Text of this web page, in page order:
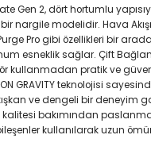
Gen 2, dört hortumlu
nargile modelidir. Hava
Pro gibi özellikleri bir
esneklik sağlar. Çift
kullanmadan pratik ve
GRAVITY teknolojisi
ve dengeli bir deneyim
kalitesi bakımından
kullanılarak uzun